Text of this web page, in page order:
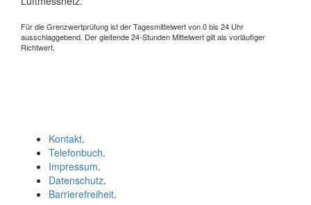
Für die Grenzwertprüfung ist der Tagesmittelwert von 0 bis 24 Uhr
ausschlaggebend. Der gleitende 24-Stunden Mittelwert gilt als vorläufiger
Richtwert.
Kontakt.
Telefonbuch.
Impressum.
Datenschutz.
Barrierefreiheit.